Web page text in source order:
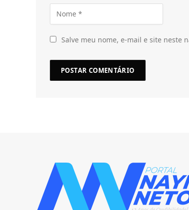
Salve meu nome, e-mail e site neste